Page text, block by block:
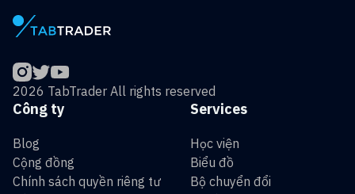
2026 TabTrader All rights reserved
Services
Học viện
Biểu đồ
Bộ chuyển đổi
Công ty
Blog
Cộng đồng
Chính sách quyền riêng tư